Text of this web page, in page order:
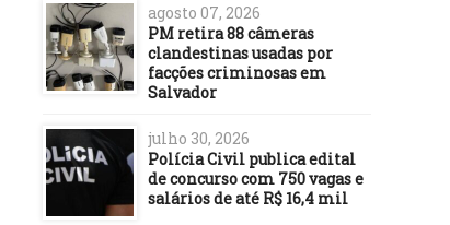
agosto 07, 2026
PM retira 88 câmeras
clandestinas usadas por
facções criminosas em
Salvador
julho 30, 2026
Polícia Civil publica edital
de concurso com 750 vagas e
salários de até R$ 16,4 mil